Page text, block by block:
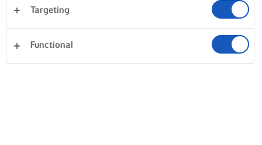
Targeting
Functional